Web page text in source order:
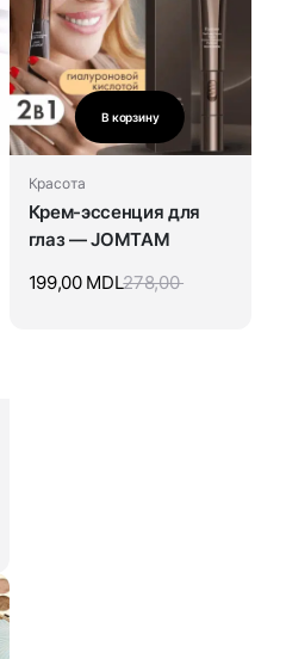
В корзину
Красота
Крем-эссенция для
глаз — JOMTAM
278,00
199,00 MDL